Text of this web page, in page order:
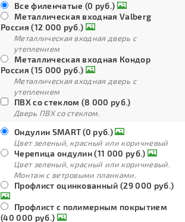
Все филенчатые (0 руб.)
Металлическая входная Valberg
Россия (12 000 руб.)
Металлическая входная дверь с
утеплением
Металлическая входная Кондор
Россия (15 000 руб.)
Металлическая входная дверь с
утеплением
ПВХ со стеклом (8 000 руб.)
Дверь ПВХ со стеклом.
Ондулин SMART (0 руб.)
Цвет зеленый, красный или коричневый
Черепица ондулин (11 000 руб.)
Цвет зеленый, красный или коричневый.
Монтаж с ветровыми планками.
Профлист оцинкованный (29 000 руб.)
Профлист с полимерным покрытием
(40 000 руб.)